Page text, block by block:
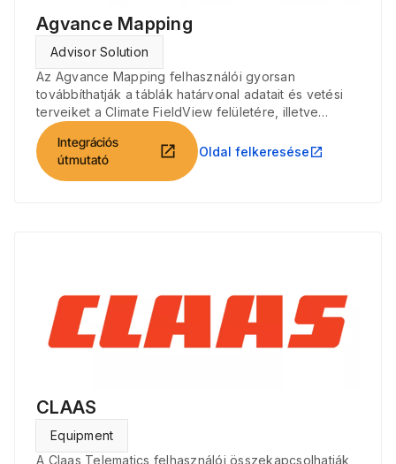
Agvance Mapping
Advisor Solution
Az Agvance Mapping felhasználói gyorsan
továbbíthatják a táblák határvonal adatait és vetési
terveiket a Climate FieldView felületére, illetve
kérhetik le onnan vetési és betakarítási fájljaikat.
Integrációs
útmutató
open_in_new Oldal felkeresése open_in_new
CLAAS
Equipment
A Claas Telematics felhasználói összekapcsolhatják